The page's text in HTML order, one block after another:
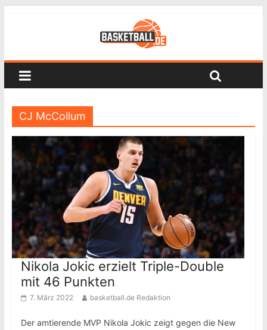
CJ McCollum
Nikola Jokic erzielt Triple-Double
mit 46 Punkten
7. März 2022 basketball.de Redaktion
Der amtierende MVP Nikola Jokic zeigt gegen die New